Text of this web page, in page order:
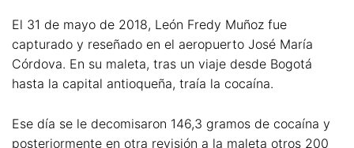
El 31 de mayo de 2018, León Fredy Muñoz fue
capturado y reseñado en el aeropuerto José María
Córdova. En su maleta, tras un viaje desde Bogotá
hasta la capital antioqueña, traía la cocaína.
Ese día se le decomisaron 146,3 gramos de cocaína y
posteriormente en otra revisión a la maleta otros 200